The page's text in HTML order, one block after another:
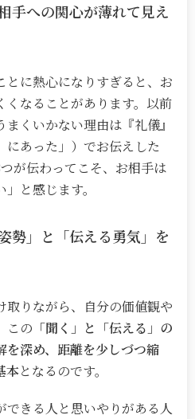
手への関心が薄れて見え
とに熱心になりすぎると、お
くなることがあります。以前
くいかない理由は『礼儀』
にあった」）でお伝えした
つが伝わってこそ、お相手は
と感じます。
勢」と「伝える勇気」を
取りながら、自分の価値観や
この 「聞く」と「伝える」の
を深め、距離を少しづつ縮
本となるのです。
できる人と思いやりがある人